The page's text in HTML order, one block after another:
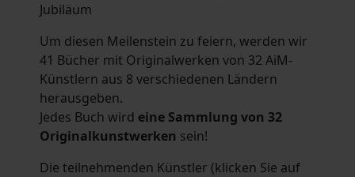
Jubiläum
Um diesen Meilenstein zu feiern, werden wir
41 Bücher mit Originalwerken von 32 AiM-
Künstlern aus 8 verschiedenen Ländern
herausgeben.
Jedes Buch wird eine Sammlung von 32
Originalkunstwerken sein!
Die teilnehmenden Künstler (klicken Sie auf